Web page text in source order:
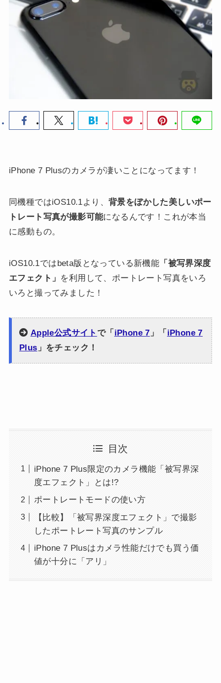
iPhone 7 Plusのカメラが凄いことになってます！
同機種ではiOS10.1より、 背景をぼかした美しいポー
トレート写真が撮影可能になるんです！これが本当
に感動もの。
iOS10.1ではbeta版となっている新機能 「被写界深度
エフェクト」 を利用して、ポートレート写真をいろ
いろと撮ってみました！
Apple公式サイト で「 iPhone 7 」「 iPhone 7
Plus 」をチェック！
目次
iPhone 7 Plus限定のカメラ機能「被写界深
度エフェクト」とは!?
ポートレートモードの使い方
【比較】「被写界深度エフェクト」で撮影
したポートレート写真のサンプル
iPhone 7 Plusはカメラ性能だけでも買う価
値が十分に「アリ」